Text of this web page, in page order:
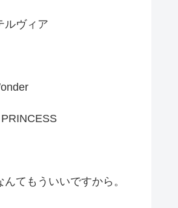
ルヴィア
んてもういいですから。